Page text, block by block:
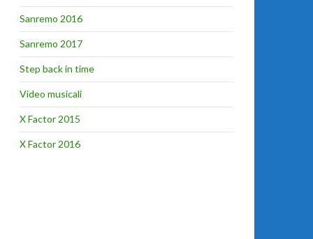
Sanremo 2016
Sanremo 2017
Step back in time
Video musicali
X Factor 2015
X Factor 2016